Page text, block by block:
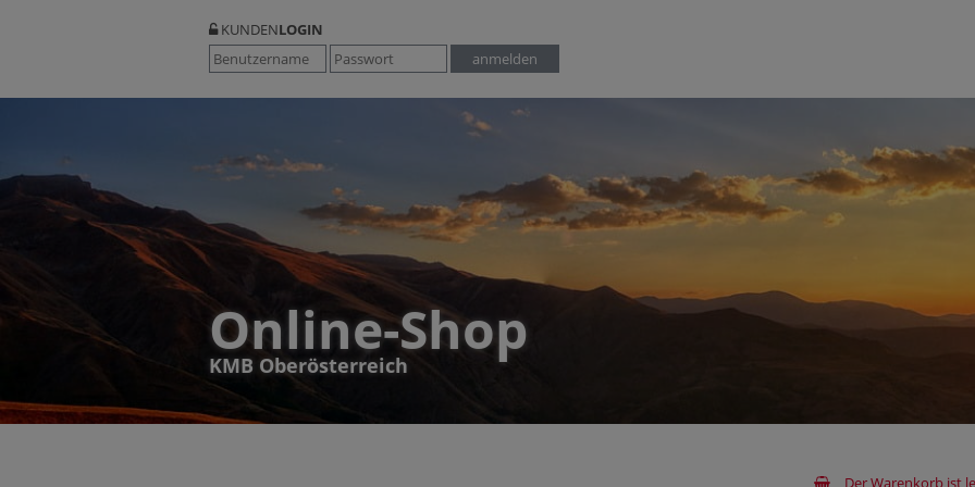
KUNDENLOGIN
Online-Shop
KMB Oberösterreich
Der Warenkorb ist